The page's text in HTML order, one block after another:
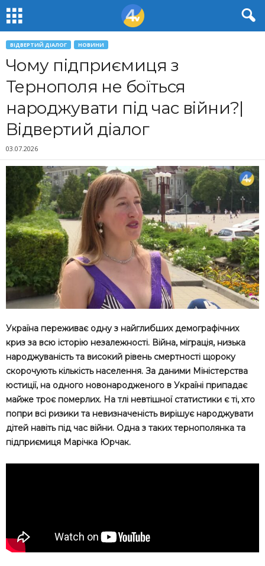
ВІДВЕРТИЙ ДІАЛОГ НОВИНИ
Чому підприємиця з
Тернополя не боїться
народжувати під час війни?|
Відвертий діалог
03.07.2026
Україна переживає одну з найглибших демографічних
криз за всю історію незалежності. Війна, міграція, низька
народжуваність та високий рівень смертності щороку
скорочують кількість населення. За даними Міністерства
юстиції, на одного новонародженого в Україні припадає
майже троє померлих. На тлі невтішної статистики є ті, хто
попри всі ризики та невизначеність вирішує народжувати
дітей навіть під час війни. Одна з таких тернополянка та
підприємиця Марічка Юрчак.